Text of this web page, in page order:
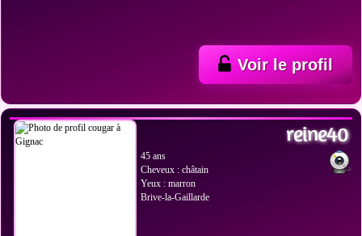
Voir le profil
reine40
45 ans
Cheveux : châtain
Yeux : marron
Brive-la-Gaillarde